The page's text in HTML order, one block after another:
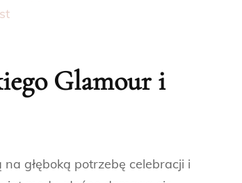
Glamour i
głęboką potrzebę celebracji i